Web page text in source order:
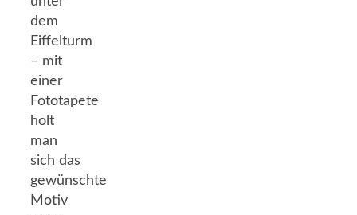
dem
Eiffelturm
– mit
einer
Fototapete
holt
man
sich das
gewünschte
Motiv